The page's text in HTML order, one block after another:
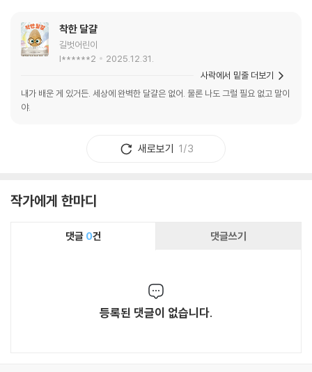
착한 달걀
길벗어린이
l******2
2025.12.31.
내가 배운 게 있거든. 세상에 완벽한 달걀은 없어. 물론 나도 그럴 필요 없고 말이
야.
사락에서 밑줄 더보기
새로보기 1/3
작가에게 한마디
댓글 0건 댓글쓰기
등록된 댓글이 없습니다.